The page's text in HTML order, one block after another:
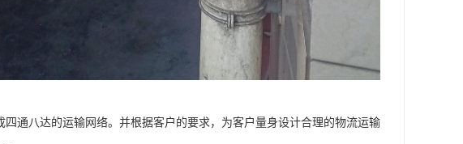
通八达的运输网络。并根据客户的要求，为客户量身设计合理的物流运输